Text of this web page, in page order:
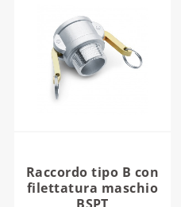
Raccordo tipo B con
filettatura maschio